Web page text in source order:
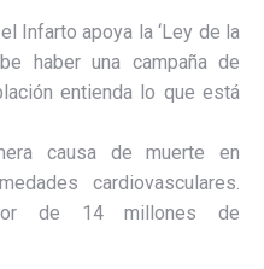
Infarto apoya la ‘Ley de la
haber una campaña de
entienda lo que está
causa de muerte en
cardiovasculares.
de 14 millones de